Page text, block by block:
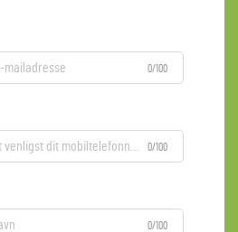
0/100
0/100
0/100